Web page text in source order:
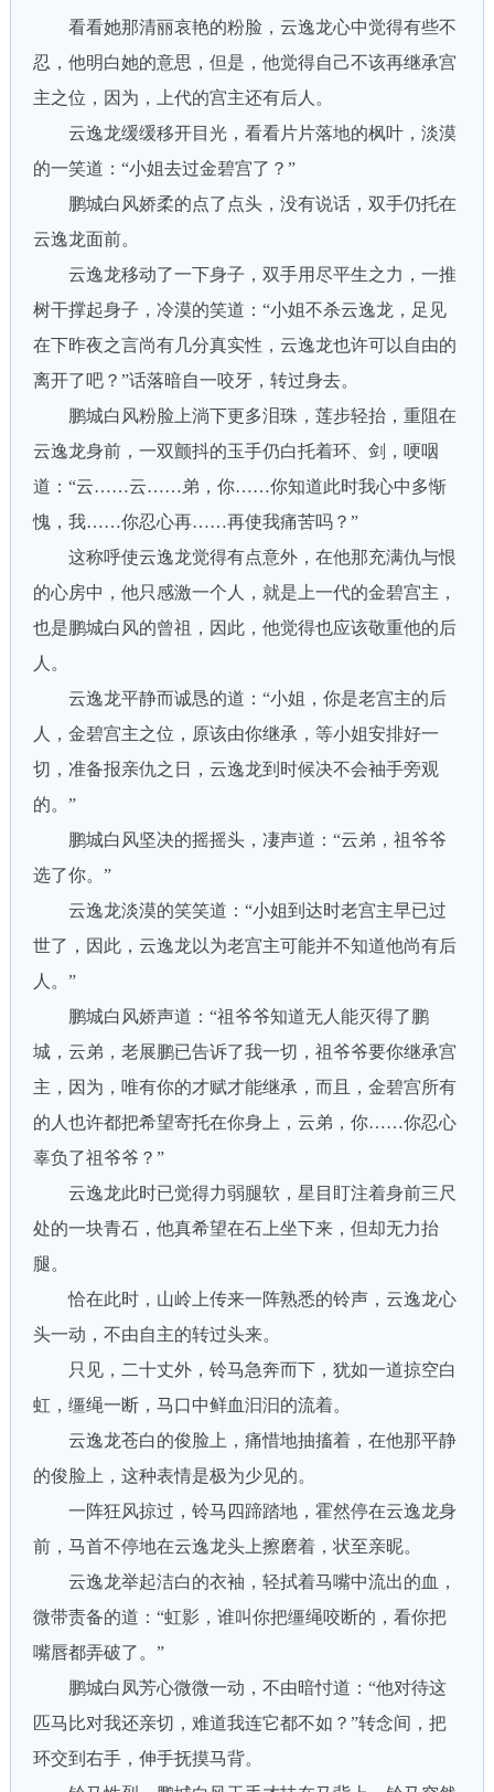
看看她那清丽哀艳的粉脸，云逸龙心中觉得有些不
忍，他明白她的意思，但是，他觉得自己不该再继承宫
主之位，因为，上代的宫主还有后人。
云逸龙缓缓移开目光，看看片片落地的枫叶，淡漠
的一笑道：“小姐去过金碧宫了？”
鹏城白风娇柔的点了点头，没有说话，双手仍托在
云逸龙面前。
云逸龙移动了一下身子，双手用尽平生之力，一推
树干撑起身子，冷漠的笑道：“小姐不杀云逸龙，足见
在下昨夜之言尚有几分真实性，云逸龙也许可以自由的
离开了吧？”话落暗自一咬牙，转过身去。
鹏城白风粉脸上淌下更多泪珠，莲步轻抬，重阻在
云逸龙身前，一双颤抖的玉手仍白托着环、剑，哽咽
道：“云……云……弟，你……你知道此时我心中多惭
愧，我……你忍心再……再使我痛苦吗？”
这称呼使云逸龙觉得有点意外，在他那充满仇与恨
的心房中，他只感激一个人，就是上一代的金碧宫主，
也是鹏城白风的曾祖，因此，他觉得也应该敬重他的后
人。
云逸龙平静而诚恳的道：“小姐，你是老宫主的后
人，金碧宫主之位，原该由你继承，等小姐安排好一
切，准备报亲仇之日，云逸龙到时候决不会袖手旁观
的。”
鹏城白风坚决的摇摇头，凄声道：“云弟，祖爷爷
选了你。”
云逸龙淡漠的笑笑道：“小姐到达时老宫主早已过
世了，因此，云逸龙以为老宫主可能并不知道他尚有后
人。”
鹏城白风娇声道：“祖爷爷知道无人能灭得了鹏
城，云弟，老展鹏已告诉了我一切，祖爷爷要你继承宫
主，因为，唯有你的才赋才能继承，而且，金碧宫所有
的人也许都把希望寄托在你身上，云弟，你……你忍心
辜负了祖爷爷？”
云逸龙此时已觉得力弱腿软，星目盯注着身前三尺
处的一块青石，他真希望在石上坐下来，但却无力抬
腿。
恰在此时，山岭上传来一阵熟悉的铃声，云逸龙心
头一动，不由自主的转过头来。
只见，二十丈外，铃马急奔而下，犹如一道掠空白
虹，缰绳一断，马口中鲜血汩汩的流着。
云逸龙苍白的俊脸上，痛惜地抽搐着，在他那平静
的俊脸上，这种表情是极为少见的。
一阵狂风掠过，铃马四蹄踏地，霍然停在云逸龙身
前，马首不停地在云逸龙头上擦磨着，状至亲昵。
云逸龙举起洁白的衣袖，轻拭着马嘴中流出的血，
微带责备的道：“虹影，谁叫你把缰绳咬断的，看你把
嘴唇都弄破了。”
鹏城白凤芳心微微一动，不由暗忖道：“他对待这
匹马比对我还亲切，难道我连它都不如？”转念间，把
环交到右手，伸手抚摸马背。